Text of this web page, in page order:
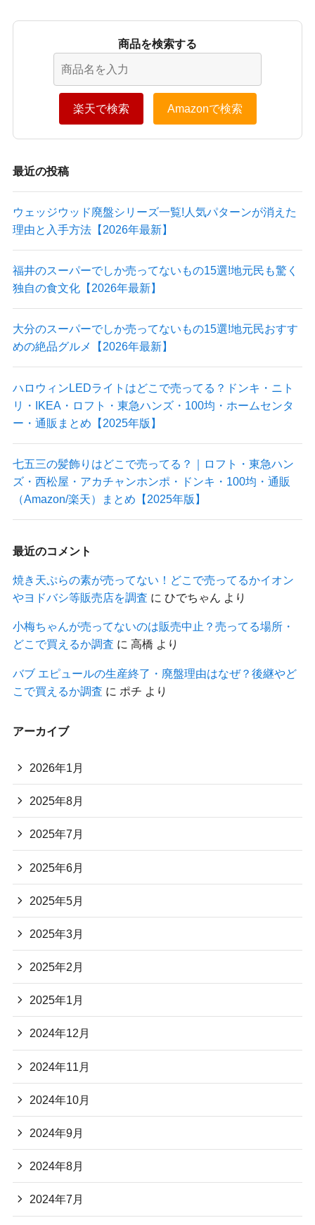
商品を検索する
楽天で検索 Amazonで検索
最近の投稿
ウェッジウッド廃盤シリーズ一覧!人気パターンが消えた
理由と入手方法【2026年最新】
福井のスーパーでしか売ってないもの15選!地元民も驚く
独自の食文化【2026年最新】
大分のスーパーでしか売ってないもの15選!地元民おすす
めの絶品グルメ【2026年最新】
ハロウィンLEDライトはどこで売ってる？ドンキ・ニト
リ・IKEA・ロフト・東急ハンズ・100均・ホームセンタ
ー・通販まとめ【2025年版】
七五三の髪飾りはどこで売ってる？｜ロフト・東急ハン
ズ・西松屋・アカチャンホンポ・ドンキ・100均・通販
（Amazon/楽天）まとめ【2025年版】
最近のコメント
焼き天ぷらの素が売ってない！どこで売ってるかイオン
やヨドバシ等販売店を調査 に ひでちゃん より
小梅ちゃんが売ってないのは販売中止？売ってる場所・
どこで買えるか調査 に 高橋 より
バブ エピュールの生産終了・廃盤理由はなぜ？後継やど
こで買えるか調査 に ポチ より
アーカイブ
2026年1月
2025年8月
2025年7月
2025年6月
2025年5月
2025年3月
2025年2月
2025年1月
2024年12月
2024年11月
2024年10月
2024年9月
2024年8月
2024年7月